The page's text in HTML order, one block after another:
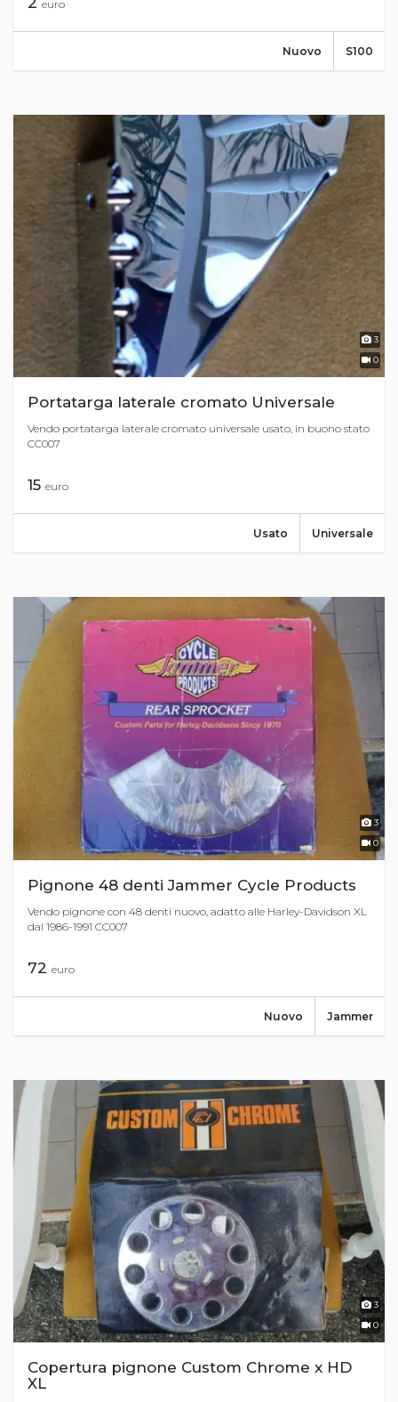
euro
S100
Nuovo
3
0
Portatarga laterale cromato Universale
Vendo portatarga laterale cromato universale usato, in buono stato
CC007
15 euro
Universale
Usato
3
0
Pignone 48 denti Jammer Cycle Products
Vendo pignone con 48 denti nuovo, adatto alle Harley-Davidson XL
dal 1986-1991 CC007
72 euro
Jammer
Nuovo
3
0
Copertura pignone Custom Chrome x HD
XL